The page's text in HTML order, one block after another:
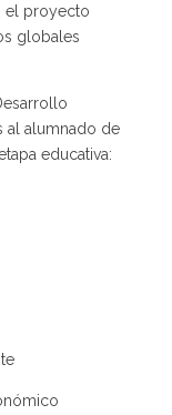
el proyecto
globales
al alumnado de
educativa: